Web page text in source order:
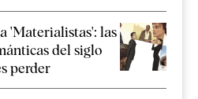
'Materialistas': las
del siglo
perder